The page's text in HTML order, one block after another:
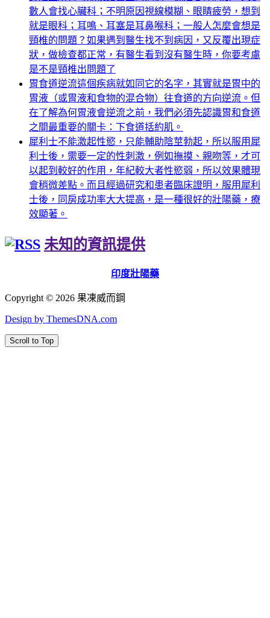
數人會找心臟科；不明原因視線模糊、眼睛疲勞，想到
就是眼科；耳鳴、耳塞是耳鼻喉科；一般人怎麼會想是
頸椎的問題？如果遇到醫生找不到病因，又反覆出現症
狀，做檢查都正常，有醫生看到沒有醫生時，你要考慮
是不是頸椎出問題了
胃食道逆流這個疾病就如同它的名字，其實就是胃中的
胃液（或胃液和食物的混合物）往食道的方向逆流。但
在了解為何胃液會逆流之前，我們必須先認識胃和食道
之間最重要的關卡：下食道括約肌。
犀利士不能激起性慾，只能輔助陰莖勃起，所以服用犀
利士後，需要一定的性刺激，例如撫摸、親吻等，才可
以起到較好的作用，年紀較大者性慾弱，所以效果體現
會稍微差點。而且經過研究和患者臨床證明，服用犀利
士後，同房成功率大大提高，是一種很好的壯陽藥，療
效顯著。
未知的資訊提供
印度壯陽藥
Copyright © 2026 果凍威而鋼
Design by ThemesDNA.com
Scroll to Top